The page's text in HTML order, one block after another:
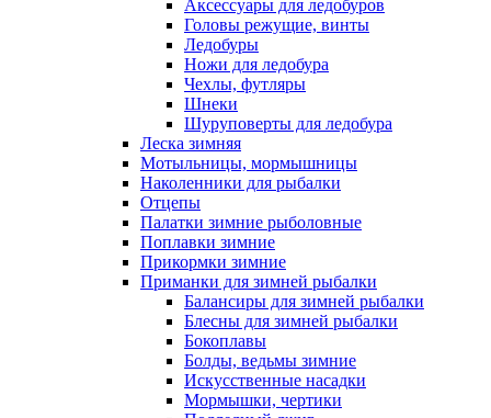
Аксессуары для ледобуров
Головы режущие, винты
Ледобуры
Ножи для ледобура
Чехлы, футляры
Шнеки
Шуруповерты для ледобура
Леска зимняя
Мотыльницы, мормышницы
Наколенники для рыбалки
Отцепы
Палатки зимние рыболовные
Поплавки зимние
Прикормки зимние
Приманки для зимней рыбалки
Балансиры для зимней рыбалки
Блесны для зимней рыбалки
Бокоплавы
Болды, ведьмы зимние
Искусственные насадки
Мормышки, чертики